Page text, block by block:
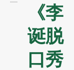
N
1
《李
诞脱
口秀